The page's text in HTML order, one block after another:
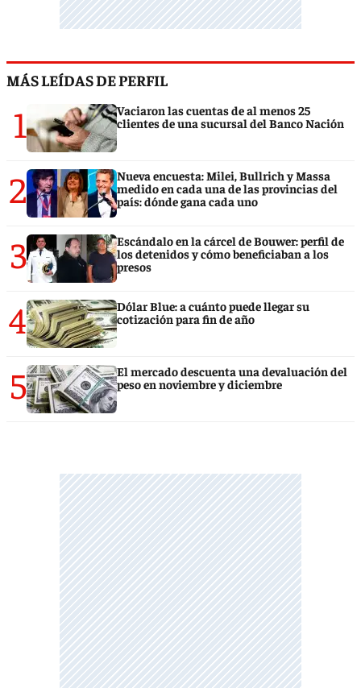
MÁS LEÍDAS DE PERFIL
1
Vaciaron las cuentas de al menos 25
clientes de una sucursal del Banco Nación
2
Nueva encuesta: Milei, Bullrich y Massa
medido en cada una de las provincias del
país: dónde gana cada uno
3
Escándalo en la cárcel de Bouwer: perfil de
los detenidos y cómo beneficiaban a los
presos
4
Dólar Blue: a cuánto puede llegar su
cotización para fin de año
5
El mercado descuenta una devaluación del
peso en noviembre y diciembre